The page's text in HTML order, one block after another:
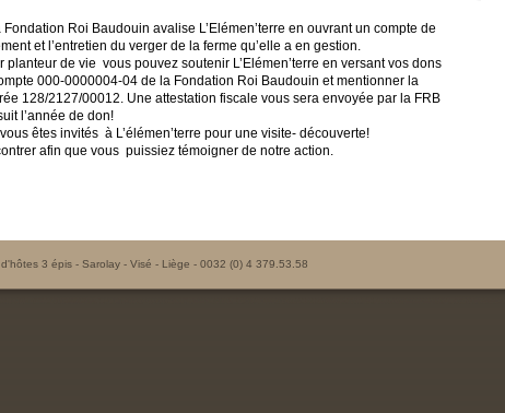
Roi Baudouin avalise L’Elémen’terre en ouvrant un compte de
et l’entretien du verger de la ferme qu’elle a en gestion.
planteur de vie vous pouvez soutenir L’Elémen’terre en versant vos dons
000-0000004-04 de la Fondation Roi Baudouin et mentionner la
128/2127/00012. Une attestation fiscale vous sera envoyée par la FRB
l’année de don!
êtes invités à L’élémen’terre pour une visite- découverte!
afin que vous puissiez témoigner de notre action.
3 épis - Sarolay - Visé - Liège - 0032 (0) 4 379.53.58